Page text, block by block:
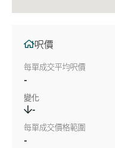
呎價
每單成交平均呎價
-
變化
-
每單成交價格範圍
-